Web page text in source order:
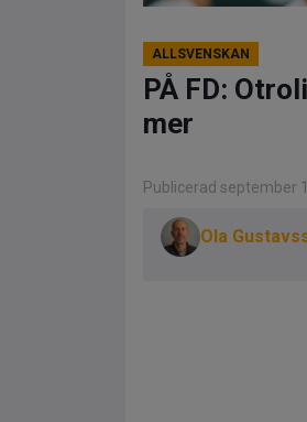
ALLSVENSKAN
PÅ FD:
mer
Publicerad september
Ola